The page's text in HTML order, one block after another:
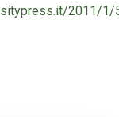
2011/1/